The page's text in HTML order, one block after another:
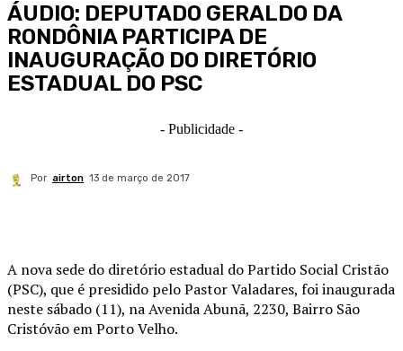
ÁUDIO: DEPUTADO GERALDO DA
RONDÔNIA PARTICIPA DE
INAUGURAÇÃO DO DIRETÓRIO
ESTADUAL DO PSC
- Publicidade -
Por airton 13 de março de 2017
A nova sede do diretório estadual do Partido Social Cristão
(PSC), que é presidido pelo Pastor Valadares, foi inaugurada
neste sábado (11), na Avenida Abunã, 2230, Bairro São
Cristóvão em Porto Velho.